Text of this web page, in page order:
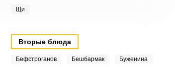
Щи
Вторые блюда
Бефстроганов Бешбармак Буженина